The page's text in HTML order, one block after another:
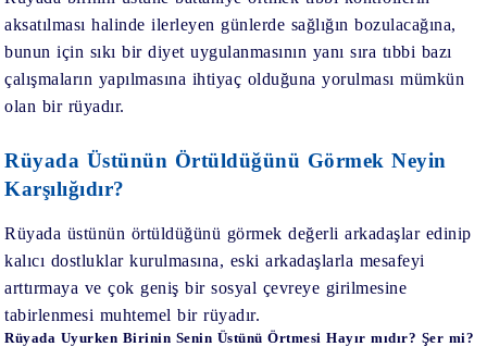
aksatılması halinde ilerleyen günlerde sağlığın bozulacağına,
bunun için sıkı bir diyet uygulanmasının yanı sıra tıbbi bazı
çalışmaların yapılmasına ihtiyaç olduğuna yorulması mümkün
olan bir rüyadır.
Rüyada Üstünün Örtüldüğünü Görmek Neyin
Karşılığıdır?
Rüyada üstünün örtüldüğünü görmek değerli arkadaşlar edinip
kalıcı dostluklar kurulmasına, eski arkadaşlarla mesafeyi
arttırmaya ve çok geniş bir sosyal çevreye girilmesine
tabirlenmesi muhtemel bir rüyadır.
Rüyada Uyurken Birinin Senin Üstünü Örtmesi Hayır mıdır? Şer mi?